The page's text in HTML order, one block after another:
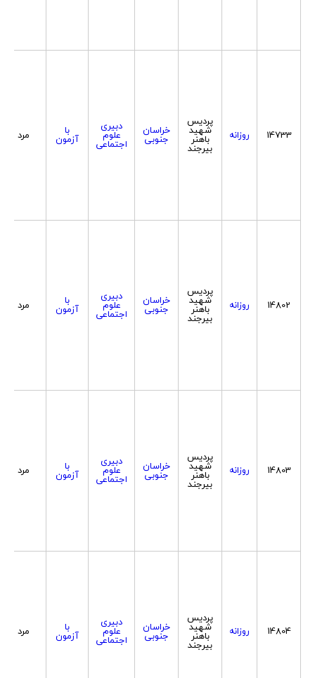
14733 روزانه
پردیس
شهید
باهنر
بیرجند
خراسان
جنوبی
دبیری
علوم
اجتماعی
با
آزمون مرد
14802 روزانه
پردیس
شهید
باهنر
بیرجند
خراسان
جنوبی
دبیری
علوم
اجتماعی
با
آزمون مرد
14803 روزانه
پردیس
شهید
باهنر
بیرجند
خراسان
جنوبی
دبیری
علوم
اجتماعی
با
آزمون مرد
14804 روزانه
پردیس
شهید
باهنر
بیرجند
خراسان
جنوبی
دبیری
علوم
اجتماعی
با
آزمون مرد